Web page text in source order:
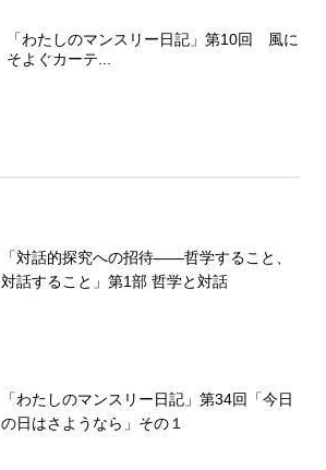
「わたしのマンスリー日記」第10回 風に
そよぐカーテ...
「対話的探究への招待――哲学すること、
対話すること」第1部 哲学と対話
「わたしのマンスリー日記」第34回「今日
の日はさようなら」その１